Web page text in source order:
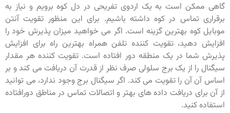
گاهی ممکن است به یک اردوی تفریحی در دل کوه برویم و نیاز به
برقراری تماس در کوه داشته باشیم. برای این منظور تقویت آنتن
موبایل کوه بهترین گزینه است. اگر می خواهید میزان پذیرش خود را
افزایش دهید، تقویت کننده تلفن همراه بهترین راه برای افزایش
پذیرش شما در یک منطقه دور افتاده است. تقویت کننده هر مقدار
سیگنال را از یک برج سلولی صرف نظر از قدرت آن دریافت می کند و بر
اساس آن آن را تقویت می کند. اگر سیگنال برج وجود ندارد، می توانید
از آن برای دریافت داده های بهتر و اتصالات تماس در مناطق دورافتاده
استفاده کنید.